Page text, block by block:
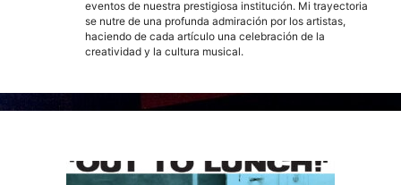
eventos de nuestra prestigiosa institución. Mi trayectoria
se nutre de una profunda admiración por los artistas,
haciendo de cada artículo una celebración de la
creatividad y la cultura musical.